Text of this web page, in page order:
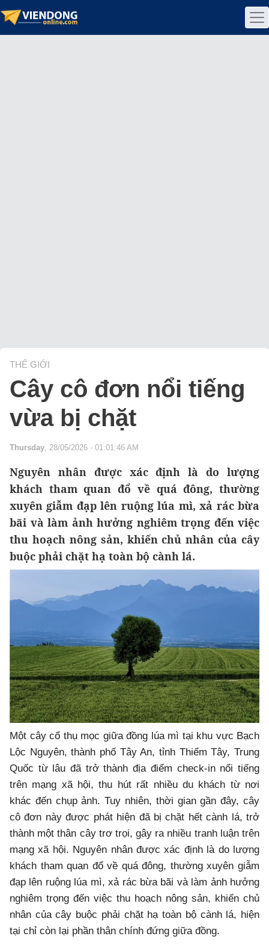
THẾ GIỚI
Cây cô đơn nổi tiếng
vừa bị chặt
Thursday, 28/05/2026 - 01:01:46 AM
Nguyên nhân được xác định là do lượng
khách tham quan đổ về quá đông, thường
xuyên giẫm đạp lên ruộng lúa mì, xả rác bừa
bãi và làm ảnh hưởng nghiêm trọng đến việc
thu hoạch nông sản, khiến chủ nhân của cây
buộc phải chặt hạ toàn bộ cành lá.
Một cây cổ thụ mọc giữa đồng lúa mì tại khu vực Bạch
Lộc Nguyên, thành phố Tây An, tỉnh Thiểm Tây, Trung
Quốc từ lâu đã trở thành địa điểm check-in nổi tiếng
trên mạng xã hội, thu hút rất nhiều du khách từ nơi
khác đến chụp ảnh. Tuy nhiên, thời gian gần đây, cây
cô đơn này được phát hiện đã bị chặt hết cành lá, trở
thành một thân cây trơ trọi, gây ra nhiều tranh luận trên
mạng xã hội. Nguyên nhân được xác định là do lượng
khách tham quan đổ về quá đông, thường xuyên giẫm
đạp lên ruộng lúa mì, xả rác bừa bãi và làm ảnh hưởng
nghiêm trọng đến việc thu hoạch nông sản, khiến chủ
nhân của cây buộc phải chặt hạ toàn bộ cành lá, hiện
tại chỉ còn lại phần thân chính đứng giữa đồng.